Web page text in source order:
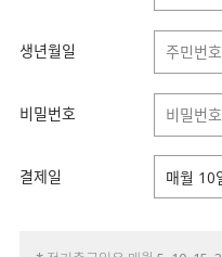
생년월일
비밀번호
결제일